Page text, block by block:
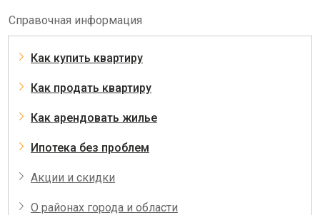
Справочная информация
Как купить квартиру
Как продать квартиру
Как арендовать жилье
Ипотека без проблем
Акции и скидки
О районах города и области